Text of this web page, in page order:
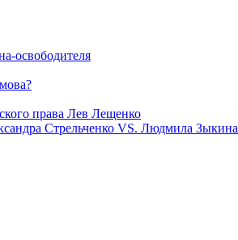
освободителя
права Лев Лещенко
Стрельченко VS. Людмила Зыкина